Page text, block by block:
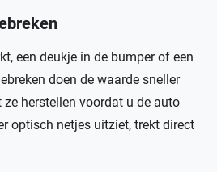
een deukje in de bumper of een
doen de waarde sneller
herstellen voordat u de auto
optisch netjes uitziet, trekt direct